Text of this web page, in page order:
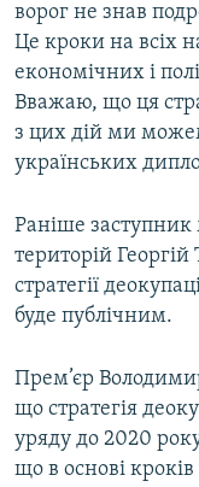
ворог не знав
Це кроки на всіх
економічних і
Вважаю, що ця
з цих дій ми
українських
Раніше заступник
територій Георгій
стратегії
буде публічним.
Прем’єр
що стратегія
уряду до 2020
що в основі кроків